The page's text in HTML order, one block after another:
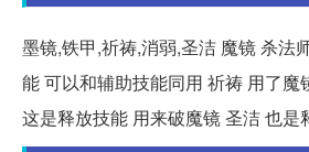
墨镜,铁甲,祈祷,消弱,圣洁 魔镜 杀法
能 可以和辅助技能同用 祈祷 用了魔
这是释放技能 用来破魔镜 圣洁 也是